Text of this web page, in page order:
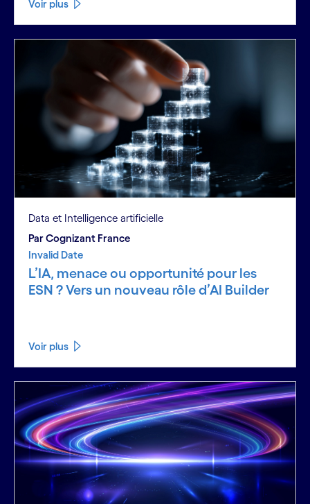
Voir plus
Data et Intelligence artificielle
Par Cognizant France
Invalid Date
L’IA, menace ou opportunité pour les
ESN ? Vers un nouveau rôle d’AI Builder
Voir plus